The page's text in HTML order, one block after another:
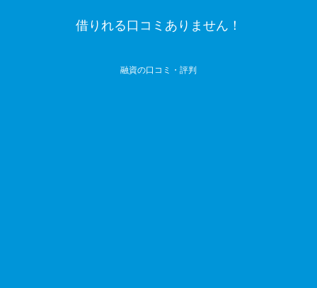
借りれる口コミありません！
融資の口コミ・評判